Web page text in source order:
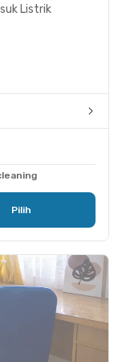
Listrik
Pilih